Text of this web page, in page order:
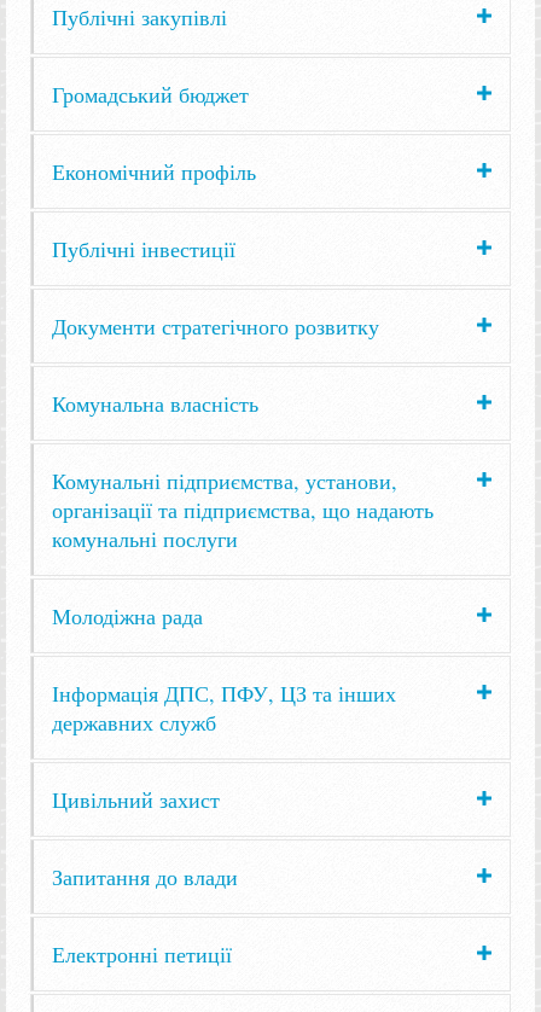
Публічні закупівлі
Громадський бюджет
Економічний профіль
Публічні інвестиції
Документи стратегічного розвитку
Комунальна власність
Комунальні підприємства, установи,
організації та підприємства, що надають
комунальні послуги
Молодіжна рада
Інформація ДПС, ПФУ, ЦЗ та інших
державних служб
Цивільний захист
Запитання до влади
Електронні петиції